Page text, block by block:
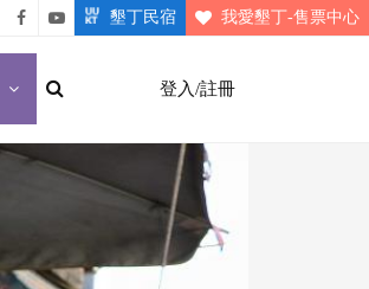
悠遊
墾丁
粉絲
團
墾丁
介紹
墾丁民宿 我愛墾丁-售票中心
登入/註冊